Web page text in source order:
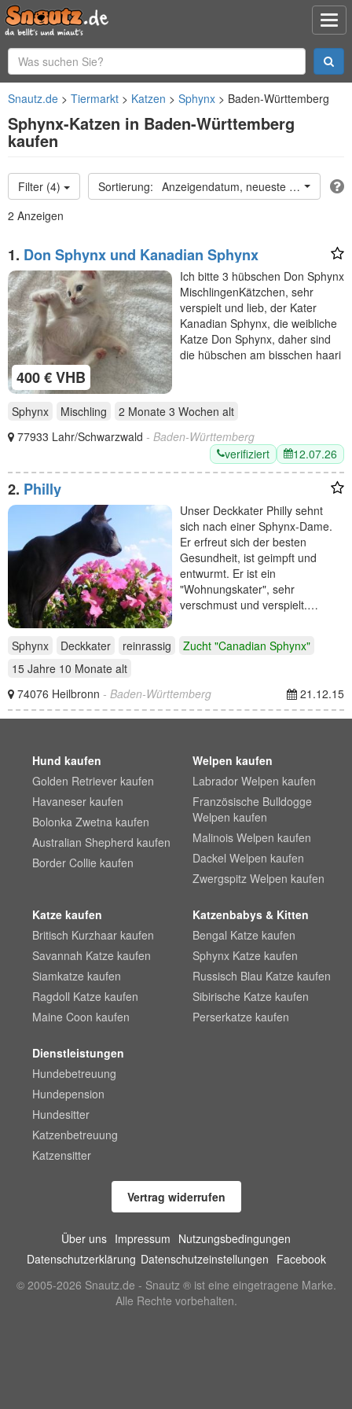
Snautz.de Tiermarkt Katzen Sphynx Baden-Württemberg
Sphynx-Katzen in Baden-Württemberg
kaufen
Filter (4)
Anzeigendatum, neueste oben
2 Anzeigen
1. Don Sphynx und Kanadian Sphynx
400 € VHB
Ich bitte 3 hübschen Don Sphynx
MischlingenKätzchen, sehr
verspielt und lieb, der Kater
Kanadian Sphynx, die weibliche
Katze Don Sphynx, daher sind
die hübschen am bisschen haari
Sphynx Mischling 2 Monate 3 Wochen alt
77933 Lahr/Schwarzwald - Baden-Württemberg
verifiziert
12.07.26
2. Philly
Unser Deckkater Philly sehnt
sich nach einer Sphynx-Dame.
Er erfreut sich der besten
Gesundheit, ist geimpft und
entwurmt. Er ist ein
"Wohnungskater", sehr
verschmust und verspielt.…
Sphynx Deckkater reinrassig
Zucht "Canadian Sphynx"
15 Jahre 10 Monate alt
74076 Heilbronn - Baden-Württemberg 21.12.15
Hund kaufen
Golden Retriever kaufen
Havaneser kaufen
Bolonka Zwetna kaufen
Australian Shepherd kaufen
Border Collie kaufen
Welpen kaufen
Labrador Welpen kaufen
Französische Bulldogge
Welpen kaufen
Malinois Welpen kaufen
Dackel Welpen kaufen
Zwergspitz Welpen kaufen
Katze kaufen
Britisch Kurzhaar kaufen
Savannah Katze kaufen
Siamkatze kaufen
Ragdoll Katze kaufen
Maine Coon kaufen
Katzenbabys & Kitten
Bengal Katze kaufen
Sphynx Katze kaufen
Russisch Blau Katze kaufen
Sibirische Katze kaufen
Perserkatze kaufen
Dienstleistungen
Hundebetreuung
Hundepension
Hundesitter
Katzenbetreuung
Katzensitter
Vertrag widerrufen
Über uns Impressum Nutzungsbedingungen
Datenschutzerklärung Datenschutzeinstellungen Facebook
© 2005-2026 Snautz.de - Snautz ® ist eine eingetragene Marke.
Alle Rechte vorbehalten.